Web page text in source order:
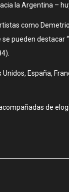
la Argentina –
como
pueden
España,
de